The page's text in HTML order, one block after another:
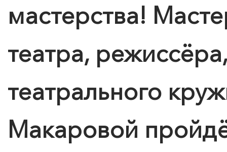
мастерства!
театра,
театрального
Макаровой